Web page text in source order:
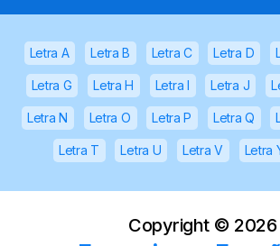
Letra A Letra B Letra C Letra D
Letra G Letra H Letra I Letra J
Letra N Letra O Letra P Letra Q
Letra T Letra U Letra V Letra
Copyright © 2026